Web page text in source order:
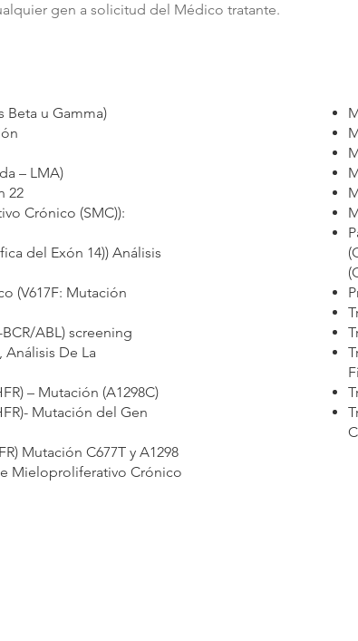
gen a solicitud del Médico tratante.
Beta u Gamma)
– LMA)
22
Crónico (SMC)):
del Exón 14)) Análisis
(V617F: Mutación
ABL) screening
Análisis De La
– Mutación (A1298C)
Mutación del Gen
Mutación C677T y A1298
Mieloproliferativo Crónico